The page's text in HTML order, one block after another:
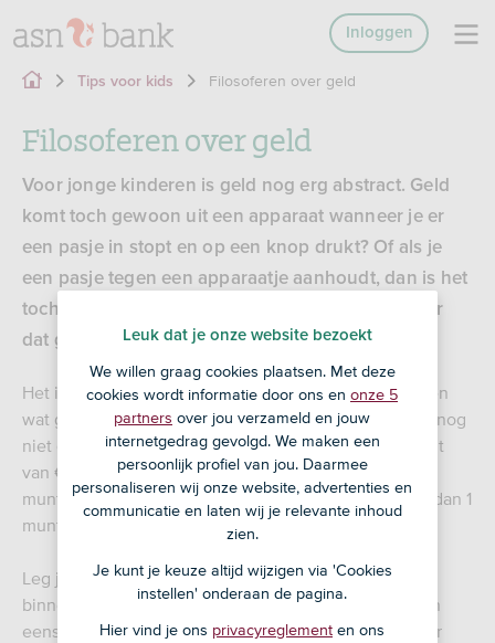
Inloggen
Tips voor kids Filosoferen over geld
Filosoferen over geld
Voor jonge kinderen is geld nog erg abstract. Geld
komt toch gewoon uit een apparaat wanneer je er
een pasje in stopt en op een knop drukt? Of als je
een pasje tegen een apparaatje aanhoudt, dan is het
toch betaald? Een kind heeft vaak geen idee waar
dat geld vandaan komt.
Het is goed je kind op jonge leeftijd te laten ontdekken
wat geld is en hoe het eruit ziet. Kleuters weten vaak nog
niet dat een biljet van € 5 meer waard is dan een munt
van € 2. Het gaat kleuters vaak om de hoeveelheid: 3
muntjes van 10 eurocent is in hun optiek meer waard dan 1
muntje van 50 eurocent. Maar laat je verrassen.
Leg je kind al jong uit wat de waarde is van geld, ook
binnen je gezin. Praat erover met je kind. Of ga samen
eens filosoferen over geld. Hiermee krijgt je kind meer
Leuk dat je onze website bezoekt
We willen graag cookies plaatsen. Met deze
cookies wordt informatie door ons en onze 5
partners over jou verzameld en jouw
internetgedrag gevolgd. We maken een
persoonlijk profiel van jou. Daarmee
personaliseren wij onze website, advertenties en
communicatie en laten wij je relevante inhoud
zien.
Je kunt je keuze altijd wijzigen via 'Cookies
instellen' onderaan de pagina.
Hier vind je ons privacyreglement en ons